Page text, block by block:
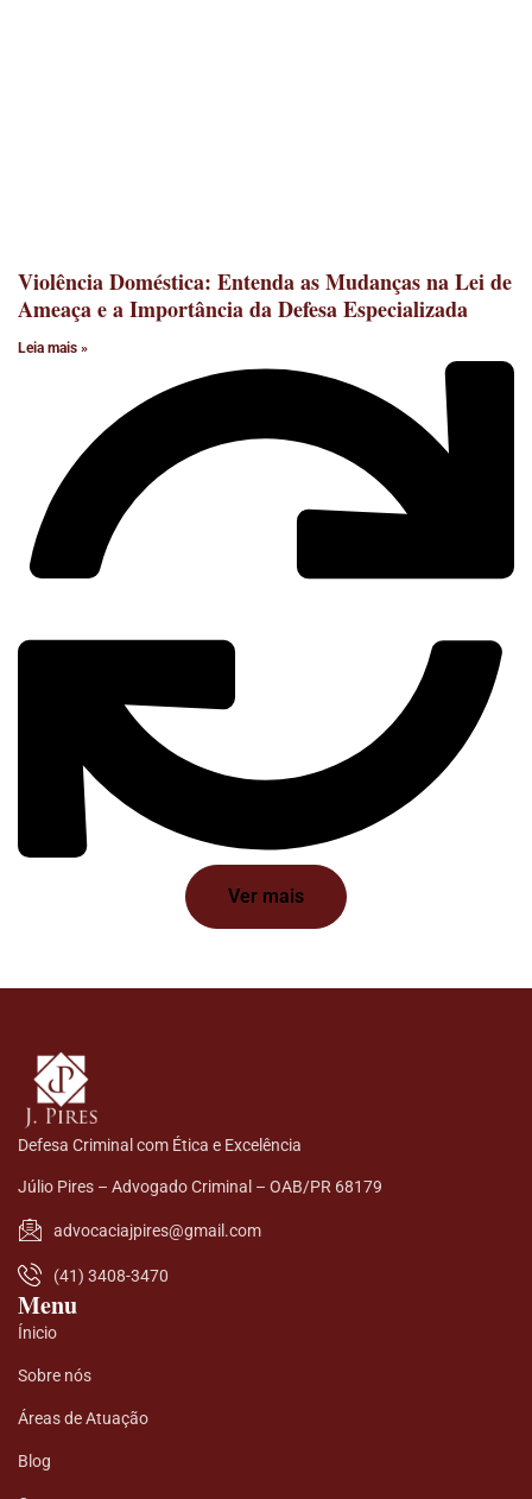
Violência Doméstica: Entenda as Mudanças na Lei de
Ameaça e a Importância da Defesa Especializada
Leia mais »
Ver mais
Defesa Criminal com Ética e Excelência
Júlio Pires – Advogado Criminal – OAB/PR 68179
advocaciajpires@gmail.com
(41) 3408-3470
Menu
Ínicio
Sobre nós
Áreas de Atuação
Blog